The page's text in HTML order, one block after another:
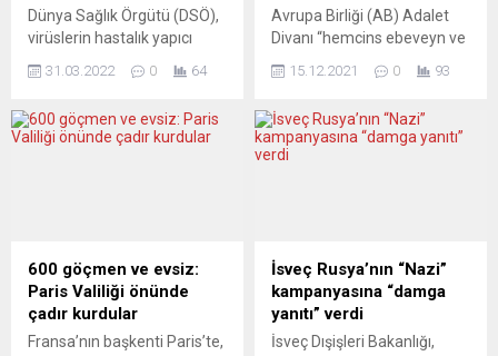
Dünya Sağlık Örgütü (DSÖ),
virüslerin hastalık yapıcı
mikroplarının tüm dünyada
takip edilebilmesini
yaptı. Örgütün internet
sitesindeki yazılı
detaylarına yer verildi.
Açıklamada, planın, bundan
sonra ortaya çıkan virüs
patojenlerinin genetik
benzerlik ve farklılıklarının
31.03.2022 0 64
Avrupa Birliği (AB) Adalet
Divanı “hemcins ebeveyn ve
çocuklarının” AB genelinde
aile olarak kabul edilmesine
mahkemesinden yapılan
yazılı açıklamaya göre, bir
koruma altına almak için
artık söz konusu aile birliği
15.12.2021 0 93
600 göçmen ve evsiz:
Paris Valiliği önünde
çadır kurdular
Fransa’nın başkenti Paris’te,
İsveç Rusya’nın “Nazi”
kampanyasına “damga
yanıtı” verdi
İsveç Dışişleri Bakanlığı,